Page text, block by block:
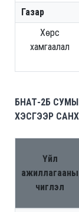
Газар
Хөрс
хамгаалал
БНАТ-2Б
ХЭСГЭЭР
Үйл
ажиллагааны
чиглэл